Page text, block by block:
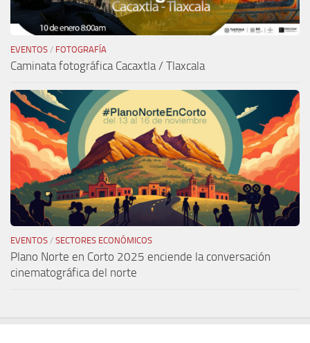
EVENTOS / FOTOGRAFÍA
Caminata fotográfica Cacaxtla / Tlaxcala
EVENTOS / SECTORES ECONÓMICOS
Plano Norte en Corto 2025 enciende la conversación
cinematográfica del norte